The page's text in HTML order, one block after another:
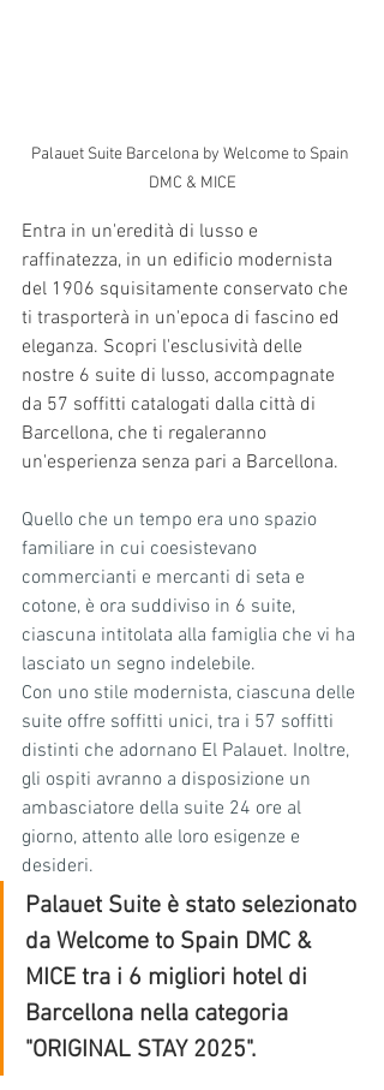
Palauet Suite Barcelona by Welcome to Spain
DMC & MICE
Entra in un'eredità di lusso e
raffinatezza, in un edificio modernista
del 1906 squisitamente conservato che
ti trasporterà in un'epoca di fascino ed
eleganza. Scopri l'esclusività delle
nostre 6 suite di lusso, accompagnate
da 57 soffitti catalogati dalla città di
Barcellona, che ti regaleranno
un'esperienza senza pari a Barcellona.
Quello che un tempo era uno spazio
familiare in cui coesistevano
commercianti e mercanti di seta e
cotone, è ora suddiviso in 6 suite,
ciascuna intitolata alla famiglia che vi ha
lasciato un segno indelebile.
Con uno stile modernista, ciascuna delle
suite offre soffitti unici, tra i 57 soffitti
distinti che adornano El Palauet. Inoltre,
gli ospiti avranno a disposizione un
ambasciatore della suite 24 ore al
giorno, attento alle loro esigenze e
desideri.
Palauet Suite è stato selezionato
da Welcome to Spain DMC &
MICE tra i 6 migliori hotel di
Barcellona nella categoria
"ORIGINAL STAY 2025".